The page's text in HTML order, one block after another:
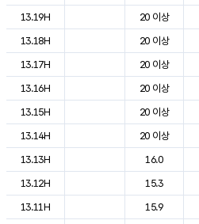
13.19H
20 이상
13.18H
20 이상
13.17H
20 이상
13.16H
20 이상
13.15H
20 이상
13.14H
20 이상
13.13H
16.0
13.12H
15.3
13.11H
15.9